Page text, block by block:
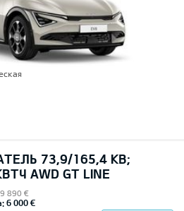
73,9/165,4 КВ;
AWD GT LINE
890 €
6 000 €